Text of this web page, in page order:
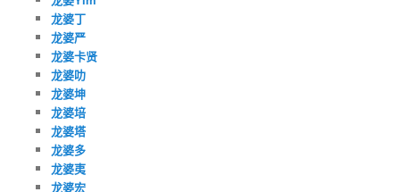
龙婆丁
龙婆严
龙婆卡贤
龙婆叻
龙婆坤
龙婆培
龙婆塔
龙婆多
龙婆夷
龙婆宏